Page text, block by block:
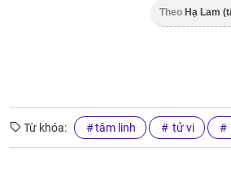
Theo Hạ Lam
Từ khóa: tâm linh tử vi